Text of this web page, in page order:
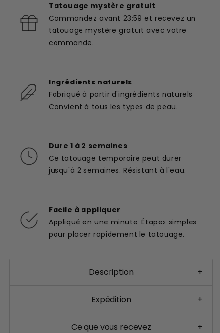
Tatouage mystère gratuit
Commandez avant 23:59 et recevez un
tatouage mystère gratuit avec votre
commande.
Ingrédients naturels
Fabriqué à partir d'ingrédients naturels.
Convient à tous les types de peau.
Dure 1 à 2 semaines
Ce tatouage temporaire peut durer
jusqu'à 2 semaines. Résistant à l'eau.
Facile à appliquer
Appliqué en une minute. Étapes simples
pour placer rapidement le tatouage.
Description +
Expédition +
Ce que vous recevez +